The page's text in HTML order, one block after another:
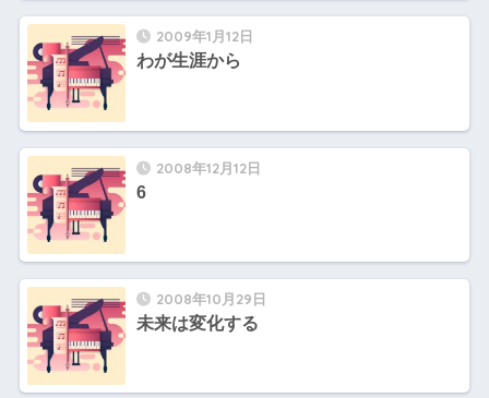
2009年1月12日
わが生涯から
2008年12月12日
6
2008年10月29日
未来は変化する